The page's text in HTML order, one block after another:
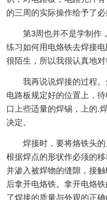
的三周的实际操作给予了必
第3周也并不是学制作，
练习如何用电烙铁去焊接
很陌生，所以我很认真地对
我再说说焊接的过程。
电路板规定好的位置上，
口上些适量的焊锡，上的.
决定。
焊接时，要将烙铁头的
根据焊点的形状作必须的
并渗入被焊物的缝隙，接
后拿开电烙铁。拿开电烙
了焊接的质量与外观的正